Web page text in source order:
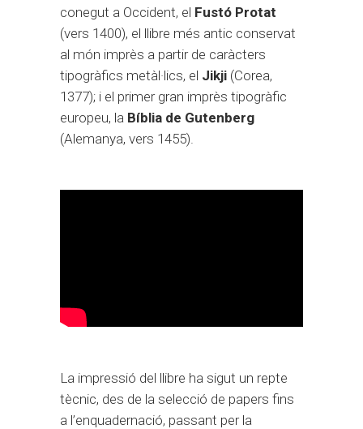
conegut a Occident, el Fustó Protat
(vers 1400), el llibre més antic conservat
al món imprès a partir de caràcters
tipogràfics metàl·lics, el Jikji (Corea,
1377); i el primer gran imprès tipogràfic
europeu, la Bíblia de Gutenberg
(Alemanya, vers 1455).
La impressió del llibre ha sigut un repte
tècnic, des de la selecció de papers fins
a l’enquadernació, passant per la